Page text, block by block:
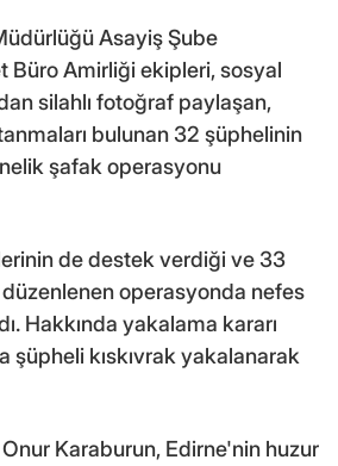
Asayiş Şube
Büro Amirliği ekipleri, sosyal
silahlı fotoğraf paylaşan,
bulunan 32 şüphelinin
şafak operasyonu
de destek verdiği ve 33
düzenlenen operasyonda nefes
Hakkında yakalama kararı
şüpheli kıskıvrak yakalanarak
Karaburun, Edirne'nin huzur